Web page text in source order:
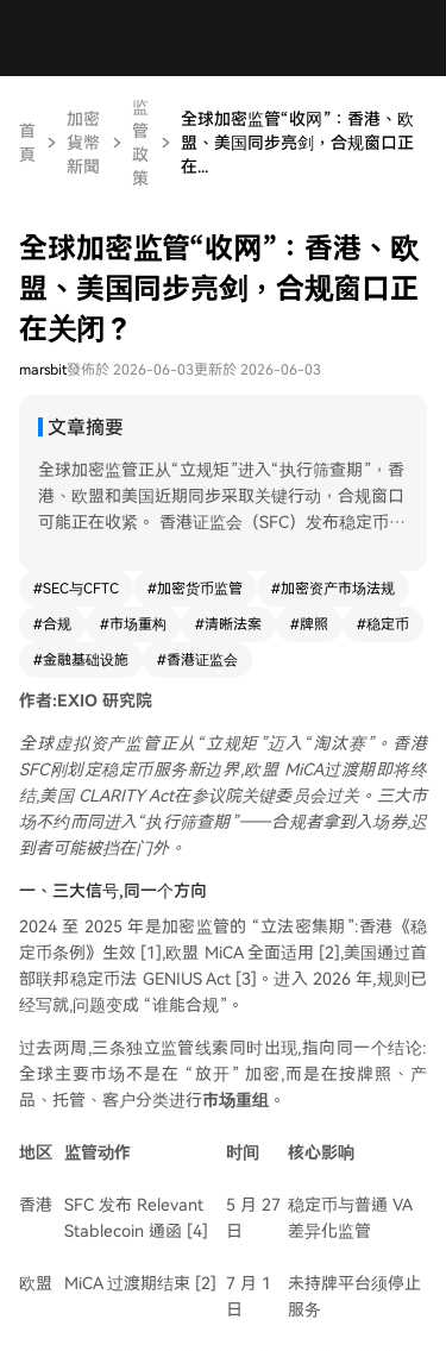
首
頁
加密
貨幣
新聞
监
管
政
策
全球加密监管“收网”：香港、欧
盟、美国同步亮剑，合规窗口正
在...
全球加密监管“收网”：香港、欧
盟、美国同步亮剑，合规窗口正
在关闭？
marsbit發佈於 2026-06-03更新於 2026-06-03
文章摘要
全球加密监管正从“立规矩”进入“执行筛查期”，香
港、欧盟和美国近期同步采取关键行动，合规窗口
可能正在收紧。 香港证监会（SFC）发布稳定币服
合定义的“指明稳定币”在部分规则上获得放宽，但
仍需遵守适当性及信息披露要求。此举旨在构建以
稳定币为结算基础设施、代币化证券为投资工具、
密资产市场法规（MiCA）的过渡期将于7月1日结
束，届时未持有牌照的加密资产服务提供商（CAS
P）将不得在欧盟运营。目前仅有少数机构获牌，
申请审批周期较长，市场面临合规筛选。 美国参
议院银行委员会通过了《CLARITY法案》，旨在厘
清SEC与CFTC对数字资产的监管分工，并为交易平
台、托管人及稳定币建立联邦注册框架。法案在稳
定币收益等问题上达成妥协，但距离正式成为法律
仍有程序待完成。 深层趋势显示，稳定币正从加
密“桥接货币”转变为关键的金融结算基础设施，其
规模与支付量已可比肩传统支付网络。三大市场的
监管举措方向一致：将稳定币等虚拟资产纳入受监
管体系。这意味着，合规能力已成为市场参与的核
心准入许可，全球加密市场正在进行一场深刻的
“准入重排”。
#SEC与CFTC #加密货币监管 #加密资产市场法规
#合规 #市场重构 #清晰法案 #牌照 #稳定币
#金融基础设施 #香港证监会
作者:EXIO 研究院
全球虚拟资产监管正从“立规矩”迈入“淘汰赛”。香港
SFC刚划定稳定币服务新边界,欧盟MiCA过渡期即将终
结,美国CLARITY Act在参议院关键委员会过关。三大市
场不约而同进入“执行筛查期”——合规者拿到入场券,迟
到者可能被挡在门外。
一、三大信号,同一个方向
2024 至 2025 年是加密监管的 “立法密集期”:香港《稳
定币条例》生效 [1],欧盟 MiCA 全面适用 [2],美国通过首
部联邦稳定币法 GENIUS Act [3]。进入 2026 年,规则已
经写就,问题变成 “谁能合规”。
过去两周,三条独立监管线索同时出现,指向同一个结论:
全球主要市场不是在 “放开” 加密,而是在按牌照、产
品、托管、客户分类进行市场重组 。
地区 监管动作 时间 核心影响
香港
SFC 发布 Relevant
Stablecoin 通函 [4]
5 月 27
日
稳定币与普通 VA
差异化监管
欧盟 MiCA 过渡期结束 [2]
7 月 1
日
未持牌平台须停止
服务